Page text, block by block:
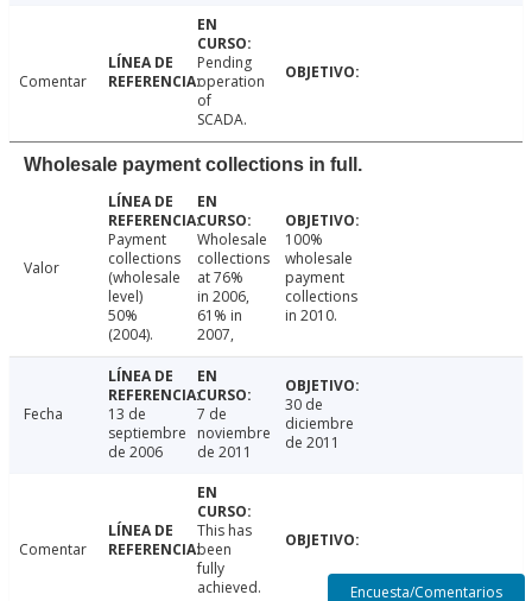
Comentar
Pending
operation
of
SCADA.
Wholesale payment collections in full.
Valor
Payment
collections
(wholesale
level)
50%
(2004).
Wholesale
collections
at 76%
in 2006,
61% in
2007,
100%
wholesale
payment
collections
in 2010.
Fecha
13 de
septiembre
de 2006
7 de
noviembre
de 2011
30 de
diciembre
de 2011
Comentar
This has
been
fully
achieved.
Encuesta/Comentarios